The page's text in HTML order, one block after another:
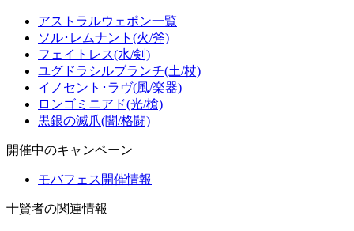
アストラルウェポン一覧
ソル･レムナント(火/斧)
フェイトレス(水/剣)
ユグドラシルブランチ(土/杖)
イノセント･ラヴ(風/楽器)
ロンゴミニアド(光/槍)
黒銀の滅爪(闇/格闘)
開催中のキャンペーン
モバフェス開催情報
十賢者の関連情報